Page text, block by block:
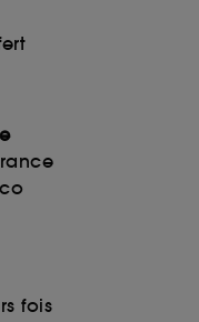
fois